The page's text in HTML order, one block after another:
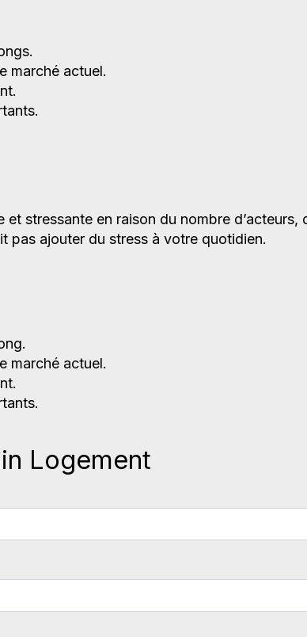
marché actuel.
stressante en raison du nombre d’acteurs,
pas ajouter du stress à votre quotidien.
marché actuel.
Logement